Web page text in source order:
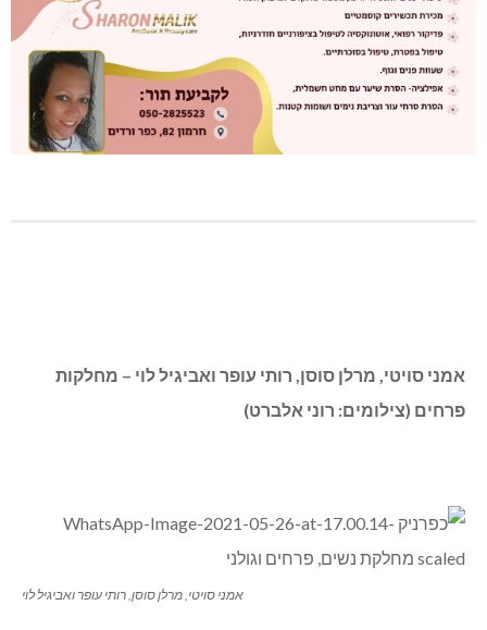
אמני סויטי, מרלן סוסן, רותי עופר ואביגיל לוי – מחלקות
פרחים (צילומים: רוני אלברט)
אמני סויטי, מרלן סוסן, רותי עופר ואביגיל לוי